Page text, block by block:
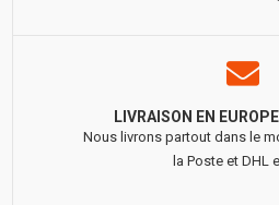
LIVRAISON EN
Nous livrons partout dans le
la Poste et DHL